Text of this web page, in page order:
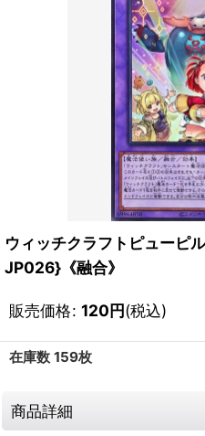
ウィッチクラフトピューピ
JP026}《融合》
販売価格: 120円(税込)
在庫数 159枚
商品詳細